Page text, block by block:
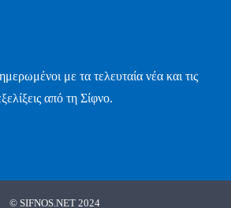
με τα τελευταία νέα και τις
από τη Σίφνο.
© SIFNOS.NET 2024